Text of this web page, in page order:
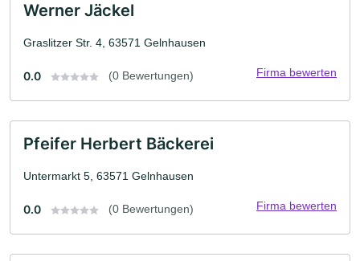
Werner Jäckel
Graslitzer Str. 4, 63571 Gelnhausen
0.0 (0 Bewertungen) Firma bewerten
Pfeifer Herbert Bäckerei
Untermarkt 5, 63571 Gelnhausen
0.0 (0 Bewertungen) Firma bewerten